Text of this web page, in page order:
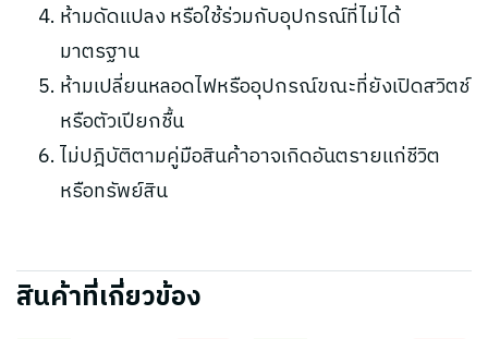
ห้ามดัดแปลง หรือใช้ร่วมกับอุปกรณ์ที่ไม่ได้
มาตรฐาน
ห้ามเปลี่ยนหลอดไฟหรืออุปกรณ์ขณะที่ยังเปิดสวิตช์
หรือตัวเปียกชื้น
ไม่ปฎิบัติตามคู่มือสินค้าอาจเกิดอันตรายแก่ชีวิต
หรือทรัพย์สิน
สินค้าที่เกี่ยวข้อง